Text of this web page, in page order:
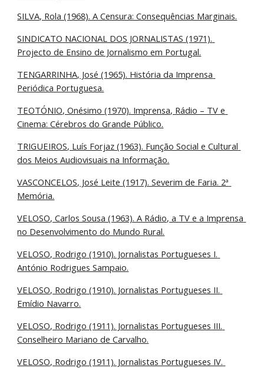
SILVA, Rola (1968). A Censura: Consequências Marginais.
SINDICATO NACIONAL DOS JORNALISTAS (1971).
Projecto de Ensino de Jornalismo em Portugal.
TENGARRINHA, José (1965). História da Imprensa
Periódica Portuguesa.
TEOTÓNIO, Onésimo (1970). Imprensa, Rádio – TV e
Cinema: Cérebros do Grande Público.
TRIGUEIROS, Luís Forjaz (1963). Função Social e Cultural
dos Meios Audiovisuais na Informação.
VASCONCELOS, José Leite (1917). Severim de Faria. 2ª
Memória.
VELOSO, Carlos Sousa (1963). A Rádio, a TV e a Imprensa
no Desenvolvimento do Mundo Rural.
VELOSO, Rodrigo (1910). Jornalistas Portugueses I.
António Rodrigues Sampaio.
VELOSO, Rodrigo (1910). Jornalistas Portugueses II.
Emídio Navarro.
VELOSO, Rodrigo (1911). Jornalistas Portugueses III.
Conselheiro Mariano de Carvalho.
VELOSO, Rodrigo (1911). Jornalistas Portugueses IV.